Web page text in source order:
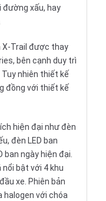
đường xấu, hay
X-Trail được thay
bên cạnh duy trì
nhiên thiết kế
đồng với thiết kế
hiện đại như đèn
đèn LED ban
ban ngày hiện đại.
nổi bật với 4 khu
xe. Phiên bản
halogen với chóa